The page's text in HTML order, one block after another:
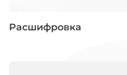
Расшифровка